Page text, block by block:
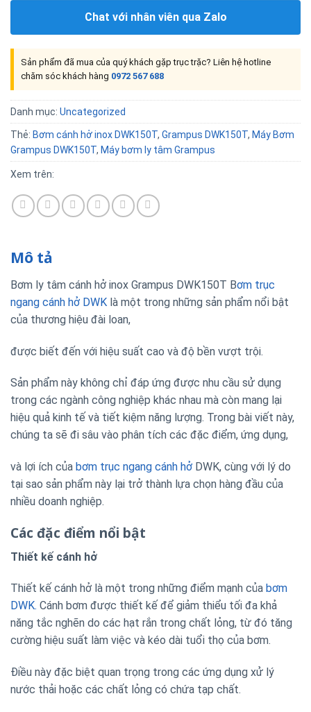
Chat với nhân viên qua Zalo
Sản phẩm đã mua của quý khách gặp trục trặc? Liên hệ hotline
chăm sóc khách hàng 0972 567 688
Danh mục: Uncategorized
Thẻ: Bơm cánh hở inox DWK150T, Grampus DWK150T, Máy Bơm
Grampus DWK150T, Máy bơm ly tâm Grampus
Xem trên:
Mô tả
Bơm ly tâm cánh hở inox Grampus DWK150T Bơm trục
ngang cánh hở DWK là một trong những sản phẩm nổi bật
của thương hiệu đài loan,
được biết đến với hiệu suất cao và độ bền vượt trội.
Sản phẩm này không chỉ đáp ứng được nhu cầu sử dụng
trong các ngành công nghiệp khác nhau mà còn mang lại
hiệu quả kinh tế và tiết kiệm năng lượng. Trong bài viết này,
chúng ta sẽ đi sâu vào phân tích các đặc điểm, ứng dụng,
và lợi ích của bơm trục ngang cánh hở DWK, cùng với lý do
tại sao sản phẩm này lại trở thành lựa chọn hàng đầu của
nhiều doanh nghiệp.
Các đặc điểm nổi bật
Thiết kế cánh hở
Thiết kế cánh hở là một trong những điểm mạnh của bơm
DWK. Cánh bơm được thiết kế để giảm thiểu tối đa khả
năng tắc nghẽn do các hạt rắn trong chất lỏng, từ đó tăng
cường hiệu suất làm việc và kéo dài tuổi thọ của bơm.
Điều này đặc biệt quan trọng trong các ứng dụng xử lý
nước thải hoặc các chất lỏng có chứa tạp chất.